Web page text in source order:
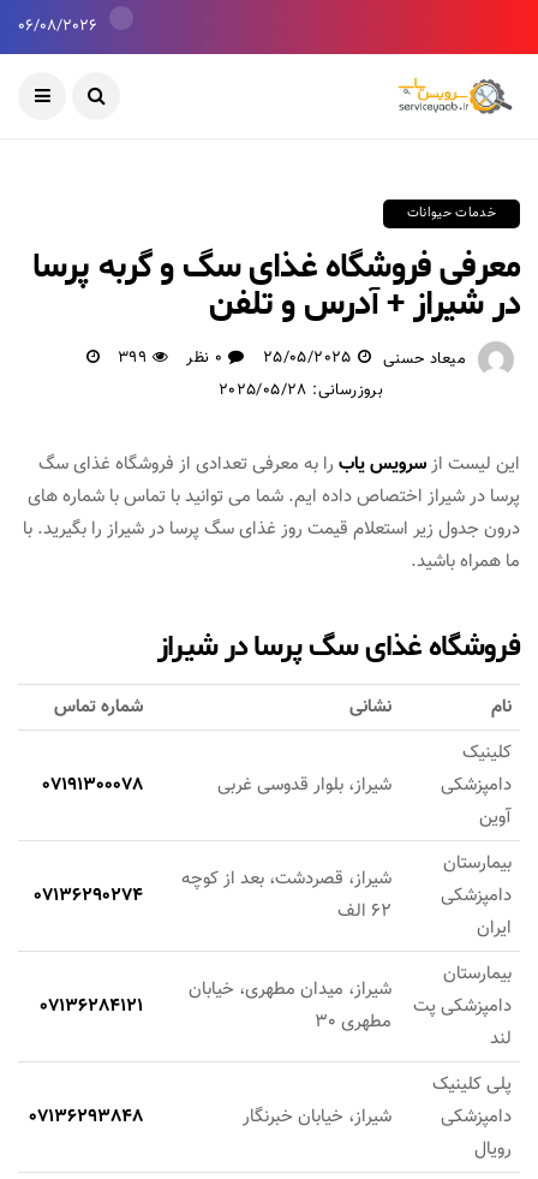
06/08/2026
خدمات حیوانات
معرفی فروشگاه غذای سگ و گربه پرسا
در شیراز + آدرس و تلفن
میعاد حسنی 25/05/2025 0 نظر
399
بروزرسانی: 2025/05/28
این لیست ازسرویس یاب را به معرفی تعدادی از فروشگاه غذای سگ
پرسا در شیراز اختصاص داده ایم. شما می توانید با تماس با شماره های
درون جدول زیر استعلام قیمت روز غذای سگ پرسا در شیراز را بگیرید. با
ما همراه باشید.
فروشگاه غذای سگ پرسا در شیراز
نام نشانی
شماره تماس
کلینیک
دامپزشکی
آوین
شیراز، بلوار قدوسی غربی 07191300078
بیمارستان
دامپزشکی
ایران
شیراز، قصردشت، بعد از کوچه
62 الف
07136290274
بیمارستان
دامپزشکی پت
لند
شیراز، میدان مطهری، خیابان
مطهری 30
07136284121
پلی کلینیک
دامپزشکی
رویال
شیراز، خیابان خبرنگار 07136293848